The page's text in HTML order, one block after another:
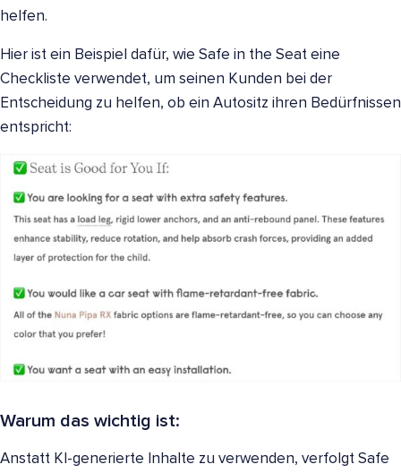
helfen.
Hier ist ein Beispiel dafür, wie Safe in the Seat eine
Checkliste verwendet, um seinen Kunden bei der
Entscheidung zu helfen, ob ein Autositz ihren Bedürfnissen
entspricht:
Warum das wichtig ist:
Anstatt KI-generierte Inhalte zu verwenden, verfolgt Safe